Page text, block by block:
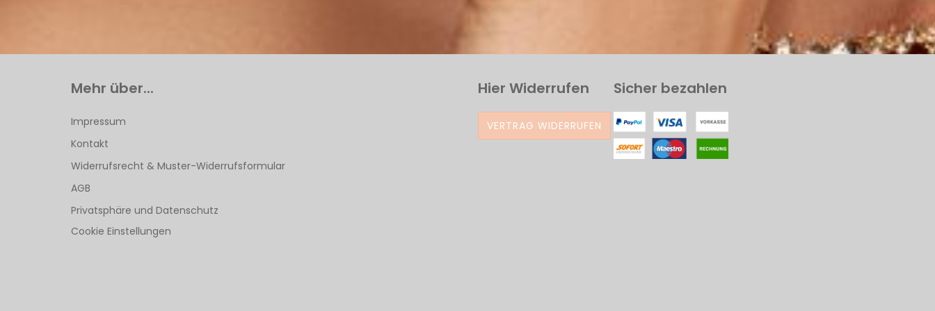
Mehr über...
Impressum
Kontakt
Widerrufsrecht & Muster-Widerrufsformular
AGB
Privatsphäre und Datenschutz
Cookie Einstellungen
Hier Widerrufen
VERTRAG WIDERRUFEN
Sicher bezahlen